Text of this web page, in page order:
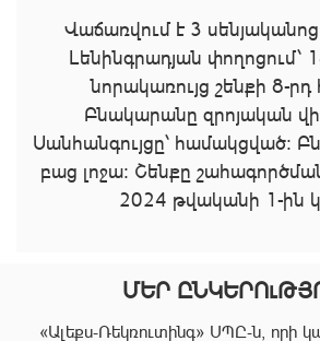
Վաճառվում է 3
Լենինգրադյան փողոցում՝
նորակառույց շենքի 8-րդ
Բնակարանը զրոյական
Սանհանգույցը՝ համակցված։
բաց լոջա։ Շենքը
2024 թվականի 1-ին
ՄԵՐ
«Ալեքս-Ռեկռուտինգ» ՍՊԸ-ն, որի